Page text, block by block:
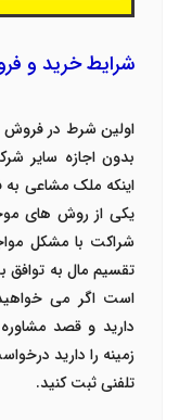
شرایط خرید و
اولین شرط در فروش
بدون اجازه سایر
اینکه ملک مشاعی
یکی از روش های
شراکت با مشکل
تقسیم مال به توافق
است اگر می
دارید و قصد
زمینه را دارید
تلفنی ثبت کنید.